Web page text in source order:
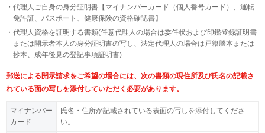
代理人ご自身の身分証明書【マイナンバーカード（個人番号カード）、運転
免許証、パスポート、健康保険の資格確認書】
代理人資格を証明する書類(任意代理人の場合は委任状および印鑑登録証明書
または開示者本人の身分証明書の写し、法定代理人の場合は戸籍謄本または
抄本、成年後見の登記事項証明書)
郵送による開示請求をご希望の場合には、次の書類の現住所及び氏名の記載さ
れている面の写しを添付していただく必要があります。
マイナンバー
カード
氏名・住所が記載されている表面の写しを添付してくださ
い。